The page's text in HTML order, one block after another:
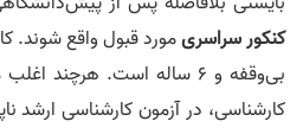
کنکور سراسریمورد قبول واقع شوند.
بی‌وقفه و 6 ساله است. هرچند
کارشناسی، در آزمون کارشناسی ارشد